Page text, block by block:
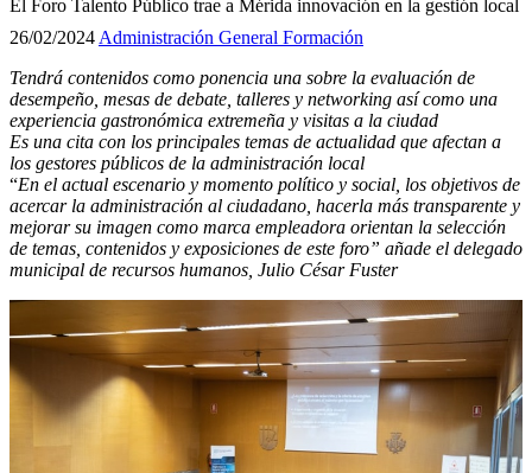
El Foro Talento Público trae a Mérida innovación en la gestión local
26/02/2024Administración General Formación
Tendrá contenidos como ponencia una sobre la evaluación de
desempeño, mesas de debate, talleres y networking así como una
experiencia gastronómica extremeña y visitas a la ciudad
Es una cita con los principales temas de actualidad que afectan a
los gestores públicos de la administración local
“En el actual escenario y momento político y social, los objetivos de
acercar la administración al ciudadano, hacerla más transparente y
mejorar su imagen como marca empleadora orientan la selección
de temas, contenidos y exposiciones de este foro” añade el delegado
municipal de recursos humanos, Julio César Fuster